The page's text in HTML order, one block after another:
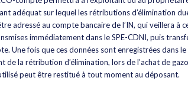
adéquat sur lequel les rétributions d’élimination
adressé au compte bancaire de l’IN, qui veillera à
immédiatement dans le SPE-CDNI, puis
Une fois que ces données sont enregistrées dans
de la rétribution d’élimination, lors de l’achat de
peut être restitué à tout moment au déposant.